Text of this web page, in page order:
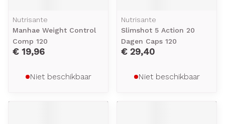
Nutrisante
Manhae Weight Control
Comp 120
€ 19,96
Niet beschikbaar
Nutrisante
Slimshot 5 Action 20
Dagen Caps 120
€ 29,40
Niet beschikbaar